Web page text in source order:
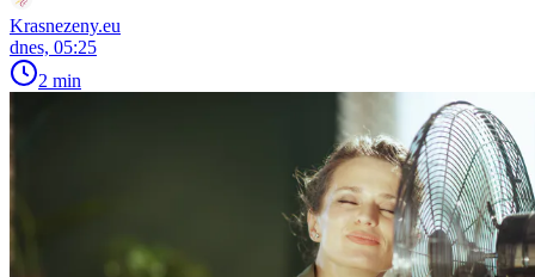
Krasnezeny.eu
dnes, 05:25
2 min